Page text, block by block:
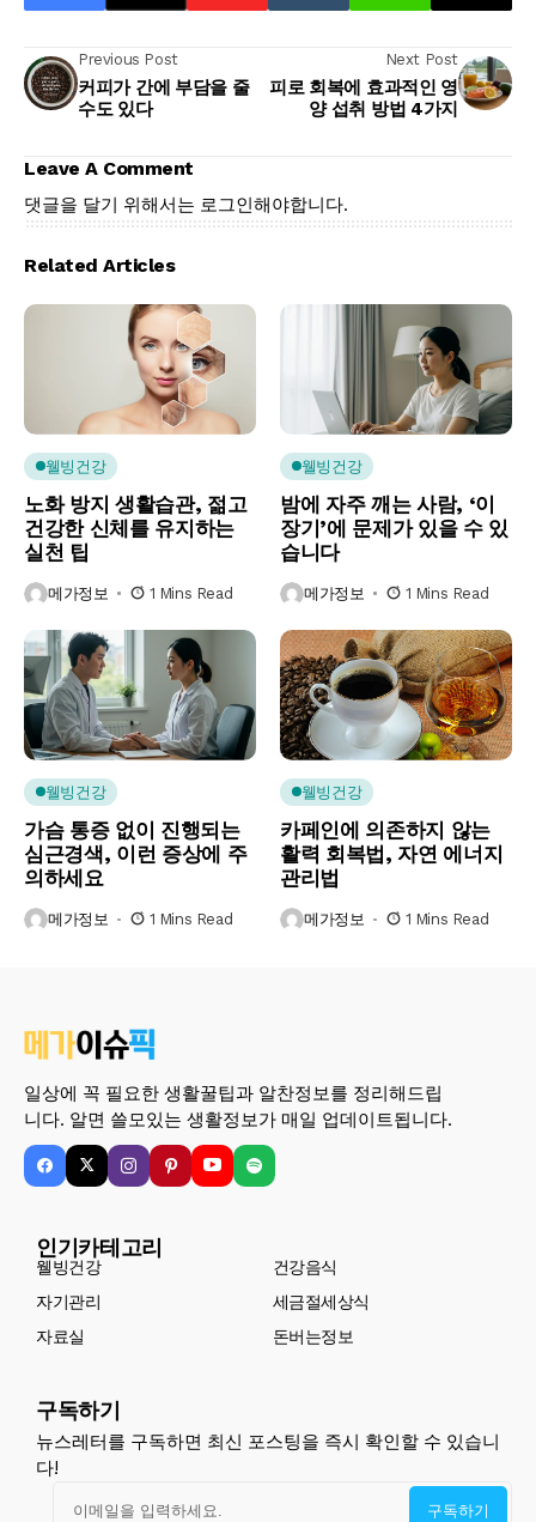
Previous Post
커피가 간에 부담을 줄
수도 있다
Next Post
피로 회복에 효과적인 영
양 섭취 방법 4가지
Leave A Comment
댓글을 달기 위해서는 로그인해야합니다.
Related Articles
웰빙건강
노화 방지 생활습관, 젊고
건강한 신체를 유지하는
실천 팁
메가정보 1 Mins Read
웰빙건강
밤에 자주 깨는 사람, ‘이
장기’에 문제가 있을 수 있
습니다
메가정보 1 Mins Read
웰빙건강
가슴 통증 없이 진행되는
심근경색, 이런 증상에 주
의하세요
메가정보 1 Mins Read
웰빙건강
카페인에 의존하지 않는
활력 회복법, 자연 에너지
관리법
메가정보 1 Mins Read
일상에 꼭 필요한 생활꿀팁과 알찬정보를 정리해드립
니다. 알면 쓸모있는 생활정보가 매일 업데이트됩니다.
인기카테고리
웰빙건강
건강음식
자기관리
세금절세상식
자료실
돈버는정보
구독하기
뉴스레터를 구독하면 최신 포스팅을 즉시 확인할 수 있습니
다!